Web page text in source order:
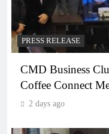
PRESS RELEASE
CMD Business
Coffee Connect
2 days ago